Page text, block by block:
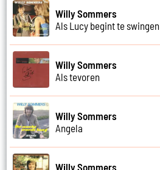
Willy Sommers
Als Lucy begint te swingen
Willy Sommers
Als tevoren
Willy Sommers
Angela
Willy Sommers